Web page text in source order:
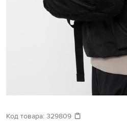
Давайте подберем что-то еще
Код товара: 329809